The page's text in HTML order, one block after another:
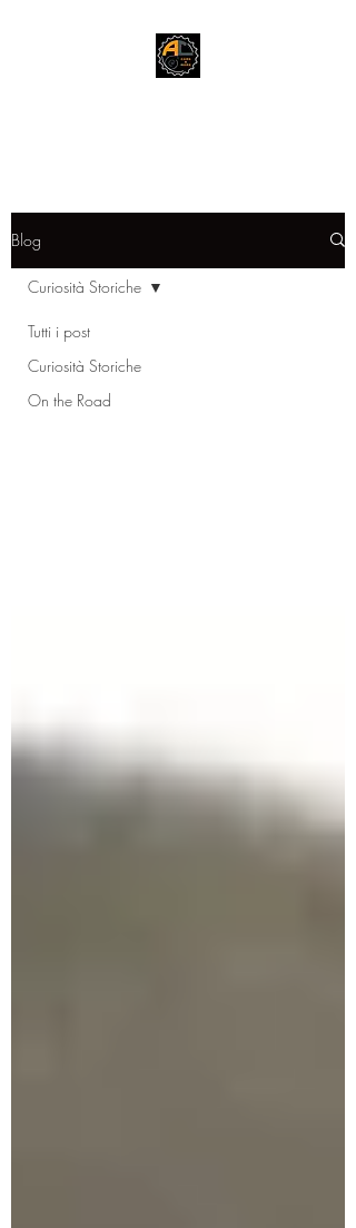
Blog
Tutti i post
Curiosità Storiche
On the Road
Curiosità Storiche